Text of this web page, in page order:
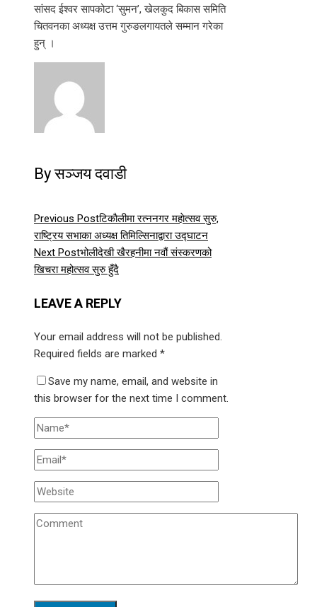
सांसद ईश्वर सापकोटा ‘सुमन’, खेलकुद बिकास समिति
चितवनका अध्यक्ष उत्तम गुरुङलगायतले सम्मान गरेका
हुन् ।
By सञ्जय दवाडी
Previous Postटिकाैलीमा रत्ननगर महाेत्सव सुरु,
राष्ट्रिय सभाका अध्यक्ष तिमिल्सिनाद्वारा उद्घाटन
Next Postभोलीदेखी खैरहनीमा नवौं संस्करणको
खिचरा महोत्सव सुरु हुँदै
LEAVE A REPLY
Your email address will not be published.
Required fields are marked *
Save my name, email, and website in
this browser for the next time I comment.